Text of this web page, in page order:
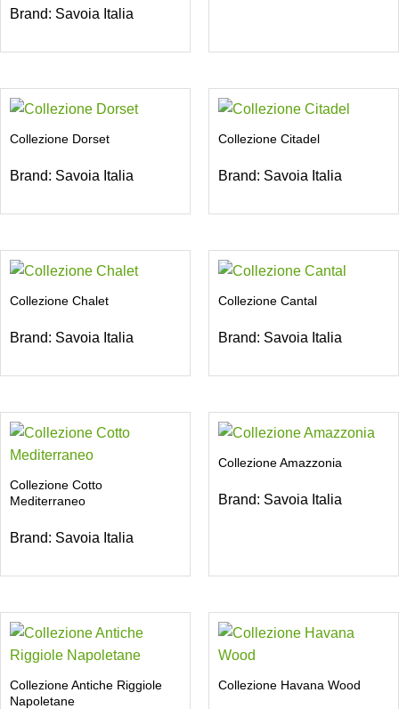
Brand: Savoia Italia
Collezione Dorset
Brand: Savoia Italia
Collezione Citadel
Brand: Savoia Italia
Collezione Chalet
Brand: Savoia Italia
Collezione Cantal
Brand: Savoia Italia
Collezione Cotto
Mediterraneo
Brand: Savoia Italia
Collezione Amazzonia
Brand: Savoia Italia
Collezione Antiche Riggiole
Napoletane
Collezione Havana Wood